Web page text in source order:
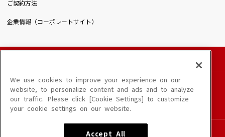
ご契約方法
企業情報（コーポレートサイト）
このサイトに掲載されている一切の文章・画像・写真・動画・音声等を、手段や形態を
問わず、著作権法の定める範囲を超えて無断で複製、転載、ファイル化などすることを
禁じます。
楽曲及びコンテンツは、端末や配信状況によりご利用いただけない場合があります。
楽曲によりMYリスト保存ができない場合があります。
We use cookies to improve your experience on our
website, to personalize content and ads and to analyze
our traffic. Please click [Cookie Settings] to customize
your cookie settings on our website.
Accept All